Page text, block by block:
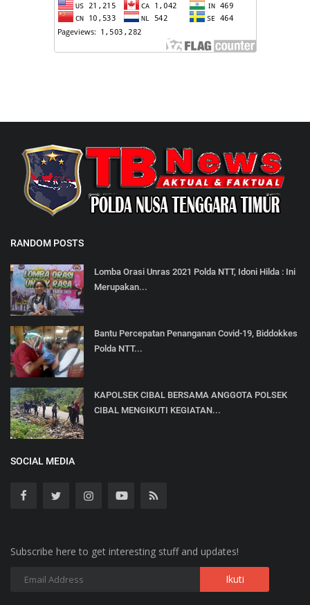
RANDOM POSTS
Lomba Orasi Unras 2021 Polda NTT, Idoni Hilda : Ini
Merupakan...
Bantu Percepatan Penanganan Covid-19, Biddokkes
Polda NTT...
KAPOLSEK CIBAL BERSAMA ANGGOTA POLSEK
CIBAL MENGIKUTI KEGIATAN...
SOCIAL MEDIA
Subscribe here to get interesting stuff and updates!